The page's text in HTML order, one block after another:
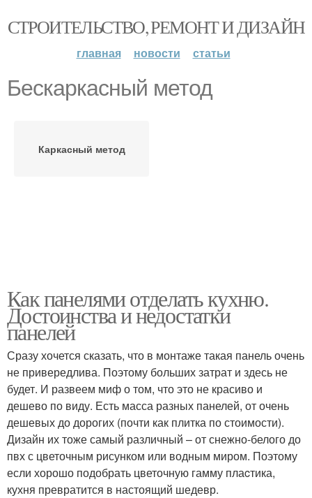
СТРОИТЕЛЬСТВО, РЕМОНТ И ДИЗАЙН
главная новости статьи
Бескаркасный метод
Каркасный метод
Как панелями отделать кухню.
Достоинства и недостатки
панелей
Сразу хочется сказать, что в монтаже такая панель очень
не привередлива. Поэтому больших затрат и здесь не
будет. И развеем миф о том, что это не красиво и
дешево по виду. Есть масса разных панелей, от очень
дешевых до дорогих (почти как плитка по стоимости).
Дизайн их тоже самый различный – от снежно-белого до
пвх с цветочным рисунком или водным миром. Поэтому
если хорошо подобрать цветочную гамму плаcтика,
кухня превратится в настоящий шедевр.